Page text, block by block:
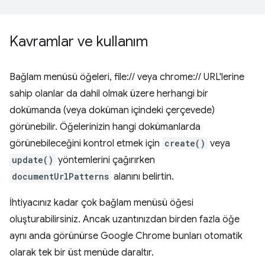
Kavramlar ve kullanım
Bağlam menüsü öğeleri, file:// veya chrome:// URL'lerine
sahip olanlar da dahil olmak üzere herhangi bir
dokümanda (veya doküman içindeki çerçevede)
görünebilir. Öğelerinizin hangi dokümanlarda
görünebileceğini kontrol etmek için create() veya
update() yöntemlerini çağırırken
documentUrlPatterns alanını belirtin.
İhtiyacınız kadar çok bağlam menüsü öğesi
oluşturabilirsiniz. Ancak uzantınızdan birden fazla öğe
aynı anda görünürse Google Chrome bunları otomatik
olarak tek bir üst menüde daraltır.